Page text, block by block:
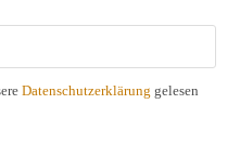
Datenschutzerklärung gelesen